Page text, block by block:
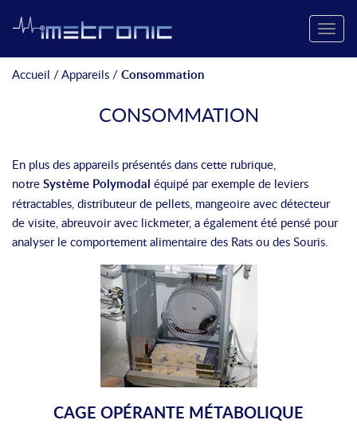
Toggle
Accueil /Appareils / Consommation
CONSOMMATION
En plus des appareils présentés dans cette rubrique,
notre Système Polymodal équipé par exemple de leviers
rétractables, distributeur de pellets, mangeoire avec détecteur
de visite, abreuvoir avec lickmeter, a également été pensé pour
analyser le comportement alimentaire des Rats ou des Souris.
CAGE OPÉRANTE MÉTABOLIQUE